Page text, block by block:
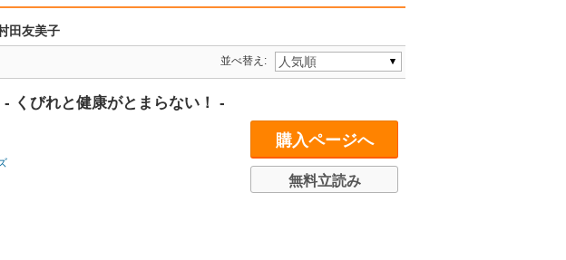
田友美子
並べ替え:
くびれと健康がとまらない！ -
購入ページへ
無料立読み